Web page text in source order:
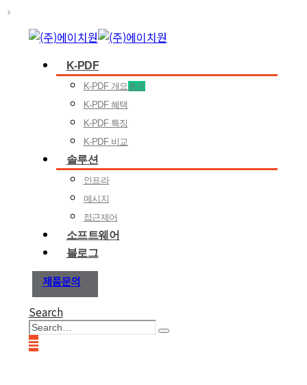
K-PDF
K-PDF 개요 총판
K-PDF 혜택
K-PDF 특징
K-PDF 비교
솔루션
인프라
메시지
접근제어
소프트웨어
블로그
제품문의
Search